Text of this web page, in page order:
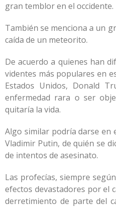
gran temblor en el occidente.
También se menciona a un
caída de un meteorito.
De acuerdo a quienes han
videntes más populares en
Estados Unidos, Donald
enfermedad rara o ser
quitaría la vida.
Algo similar podría darse en
Vladimir Putin, de quién se
de intentos de asesinato.
Las profecías, siempre
efectos devastadores por el
derretimiento de parte del